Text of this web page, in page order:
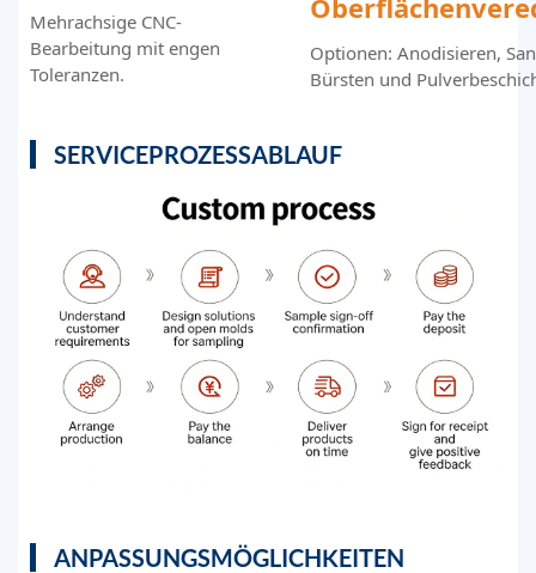
Mehrachsige CNC-
Bearbeitung mit engen
Toleranzen.
Optionen: Anodisieren,
Bürsten und
SERVICEPROZESSABLAUF
ANPASSUNGSMÖGLICHKEITEN